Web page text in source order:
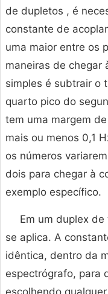
de dupletos , é
constante de
uma maior entre os
maneiras de chegar
simples é subtrair o
quarto pico do
tem uma margem
mais ou menos 0,1
os números
dois para chegar à
exemplo específico.
Em um duplex
se aplica. A
idêntica, dentro da
espectrógrafo, para